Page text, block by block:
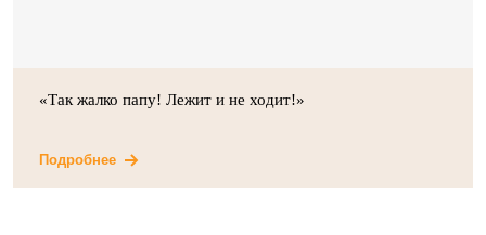
«Так жалко папу! Лежит и не ходит!»
Подробнее